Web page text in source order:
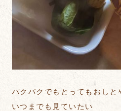
パクパクでもとってもおしと
いつまでも見ていたい